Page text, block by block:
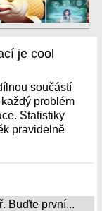
je cool
součástí
problém
Statistiky
pravidelně
Buďte první...